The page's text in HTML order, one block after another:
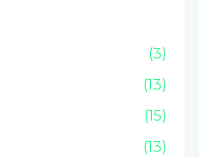
(3)
(13)
(15)
(13)